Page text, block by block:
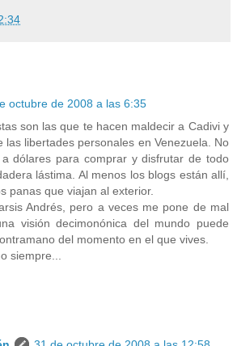
octubre de 2008 a las 6:35
son las que te hacen maldecir a Cadivi y
las libertades personales en Venezuela. No
dólares para comprar y disfrutar de todo
lástima. Al menos los blogs están allí,
panas que viajan al exterior.
Andrés, pero a veces me pone de mal
visión decimonónica del mundo puede
del momento en el que vives.
siempre...